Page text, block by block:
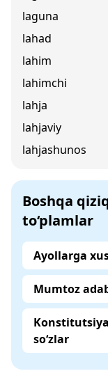
laguna
lahad
lahim
lahimchi
lahja
lahjaviy
lahjashunos
Boshqa
to‘plamlar
Ayollarga
Mumtoz
so‘zlar